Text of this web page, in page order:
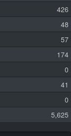
426
48
57
174
0
41
0
5,625